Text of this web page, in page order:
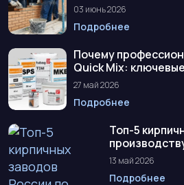
03 июнь 2026
Подробнее
Почему
Quick Mix:
27 май 2026
Подробнее
Топ-5
13 май 2026
Подробнее